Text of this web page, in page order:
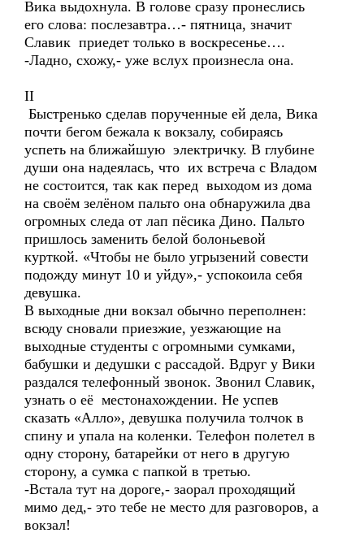
Вика выдохнула. В голове сразу пронеслись
его слова: послезавтра…- пятница, значит
Славик приедет только в воскресенье….
-Ладно, схожу,- уже вслух произнесла она.
II
Быстренько сделав порученные ей дела, Вика
почти бегом бежала к вокзалу, собираясь
успеть на ближайшую электричку. В глубине
души она надеялась, что их встреча с Владом
не состоится, так как перед выходом из дома
на своём зелёном пальто она обнаружила два
огромных следа от лап пёсика Дино. Пальто
пришлось заменить белой болоньевой
курткой. «Чтобы не было угрызений совести
подожду минут 10 и уйду»,- успокоила себя
девушка.
В выходные дни вокзал обычно переполнен:
всюду сновали приезжие, уезжающие на
выходные студенты с огромными сумками,
бабушки и дедушки с рассадой. Вдруг у Вики
раздался телефонный звонок. Звонил Славик,
узнать о её местонахождении. Не успев
сказать «Алло», девушка получила толчок в
спину и упала на коленки. Телефон полетел в
одну сторону, батарейки от него в другую
сторону, а сумка с папкой в третью.
-Встала тут на дороге,- заорал проходящий
мимо дед,- это тебе не место для разговоров, а
вокзал!